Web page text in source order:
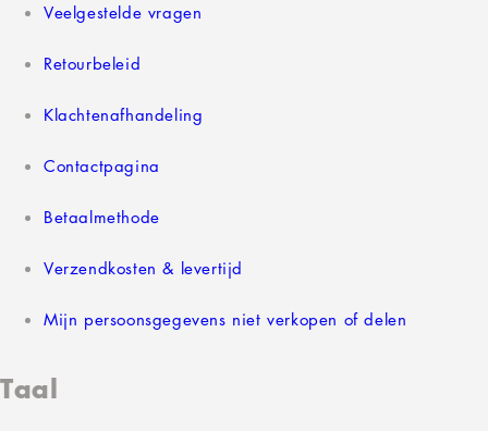
Veelgestelde vragen
Retourbeleid
Klachtenafhandeling
Contactpagina
Betaalmethode
Verzendkosten & levertijd
Mijn persoonsgegevens niet verkopen of delen
Taal